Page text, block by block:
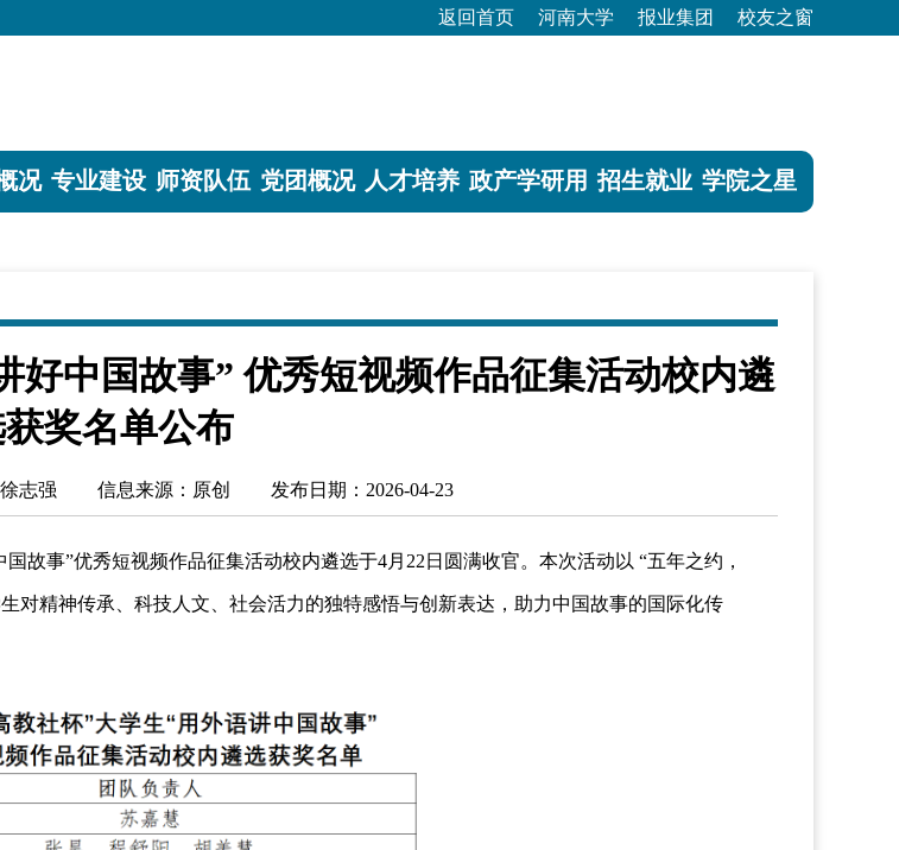
校友之窗
报业集团
河南大学
返回首页
况 专业建设 师资队伍 党团概况 人才培养 政产学研用 招生就业 学院之星
好中国故事” 优秀短视频作品征集活动校内遴
奖名单公布
志强 信息来源：原创 发布日期：2026-04-23
事”优秀短视频作品征集活动校内遴选于4月22日圆满收官。本次活动以 “五年之约，
对精神传承、科技人文、社会活力的独特感悟与创新表达，助力中国故事的国际化传